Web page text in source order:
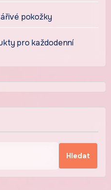
pokožky
pro každodenní
Hledat